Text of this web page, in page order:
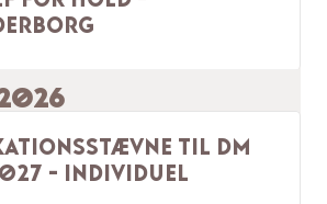
TIL DM
- INDIVIDUEL